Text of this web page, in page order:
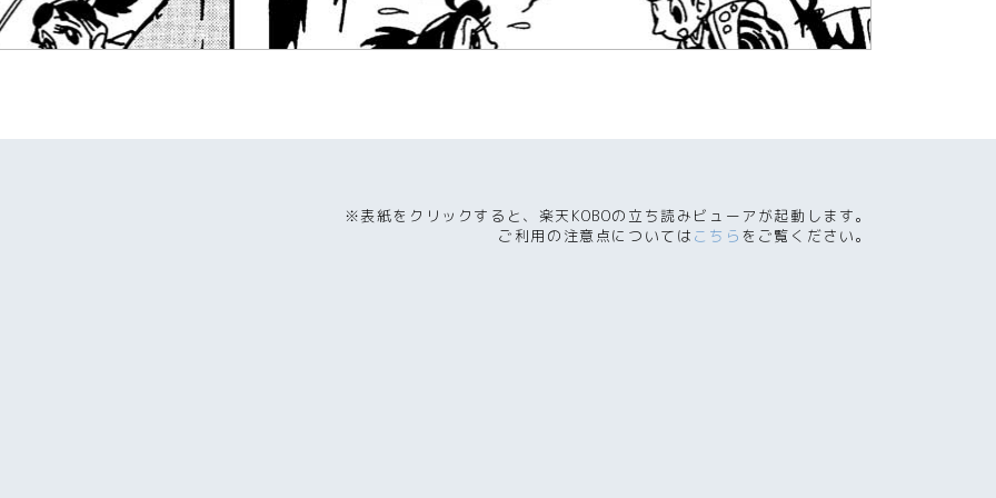
※表紙をクリックすると、楽天KOBOの立ち読みビューアが起動します。
ご利用の注意点については こちら をご覧ください。